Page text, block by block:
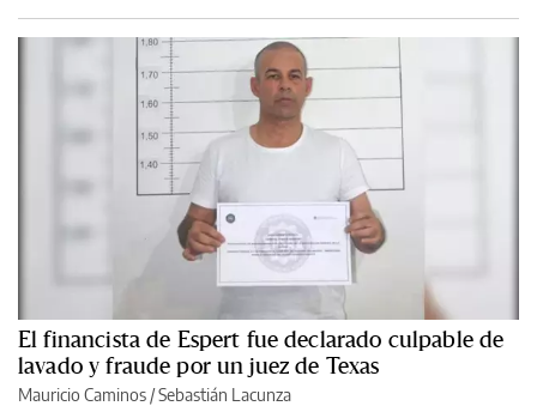
El financista de Espert fue declarado culpable de
lavado y fraude por un juez de Texas
Mauricio Caminos /Sebastián Lacunza